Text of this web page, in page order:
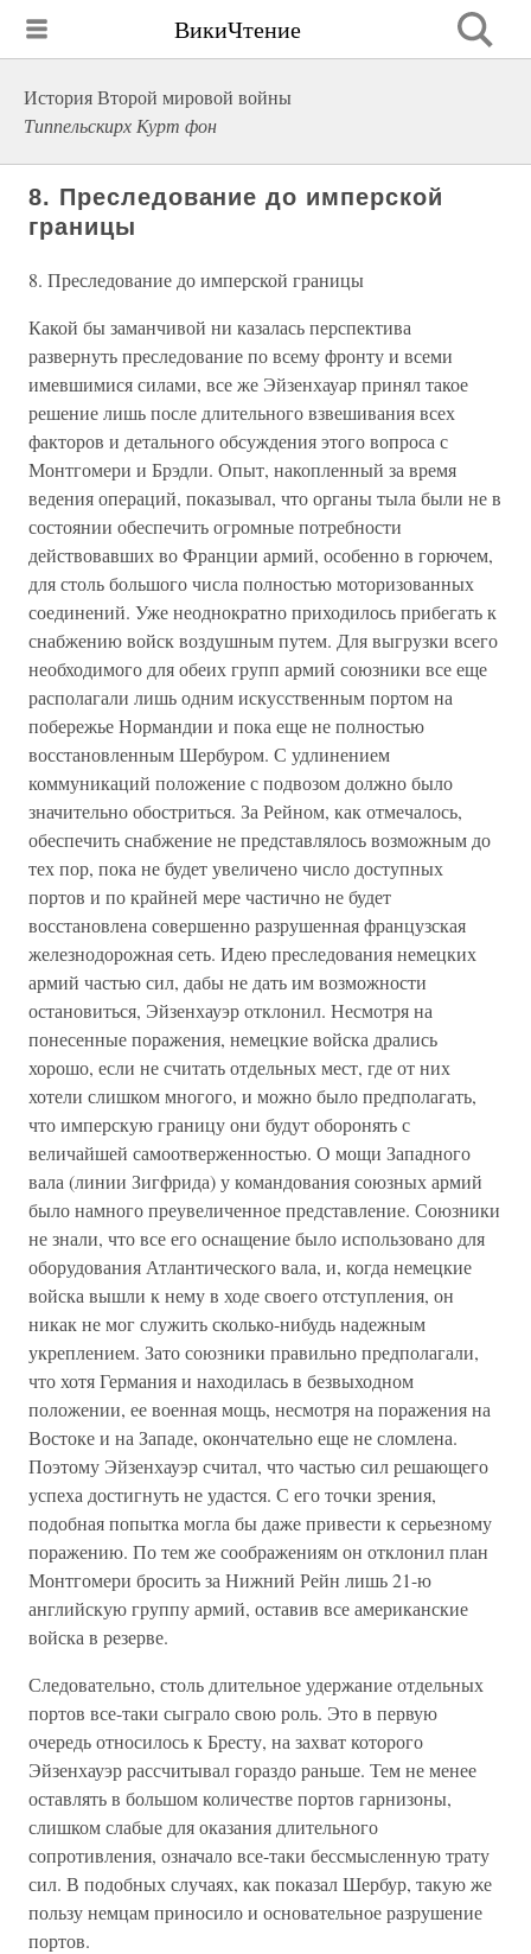
ВикиЧтение
История Второй мировой войны
Типпельскирх Курт фон
8. Преследование до имперской
границы
8. Преследование до имперской границы
Какой бы заманчивой ни казалась перспектива
развернуть преследование по всему фронту и всеми
имевшимися силами, все же Эйзенхауар принял такое
решение лишь после длительного взвешивания всех
факторов и детального обсуждения этого вопроса с
Монтгомери и Брэдли. Опыт, накопленный за время
ведения операций, показывал, что органы тыла были не в
состоянии обеспечить огромные потребности
действовавших во Франции армий, особенно в горючем,
для столь большого числа полностью моторизованных
соединений. Уже неоднократно приходилось прибегать к
снабжению войск воздушным путем. Для выгрузки всего
необходимого для обеих групп армий союзники все еще
располагали лишь одним искусственным портом на
побережье Нормандии и пока еще не полностью
восстановленным Шербуром. С удлинением
коммуникаций положение с подвозом должно было
значительно обостриться. За Рейном, как отмечалось,
обеспечить снабжение не представлялось возможным до
тех пор, пока не будет увеличено число доступных
портов и по крайней мере частично не будет
восстановлена совершенно разрушенная французская
железнодорожная сеть. Идею преследования немецких
армий частью сил, дабы не дать им возможности
остановиться, Эйзенхауэр отклонил. Несмотря на
понесенные поражения, немецкие войска дрались
хорошо, если не считать отдельных мест, где от них
хотели слишком многого, и можно было предполагать,
что имперскую границу они будут оборонять с
величайшей самоотверженностью. О мощи Западного
вала (линии Зигфрида) у командования союзных армий
было намного преувеличенное представление. Союзники
не знали, что все его оснащение было использовано для
оборудования Атлантического вала, и, когда немецкие
войска вышли к нему в ходе своего отступления, он
никак не мог служить сколько-нибудь надежным
укреплением. Зато союзники правильно предполагали,
что хотя Германия и находилась в безвыходном
положении, ее военная мощь, несмотря на поражения на
Востоке и на Западе, окончательно еще не сломлена.
Поэтому Эйзенхауэр считал, что частью сил решающего
успеха достигнуть не удастся. С его точки зрения,
подобная попытка могла бы даже привести к серьезному
поражению. По тем же соображениям он отклонил план
Монтгомери бросить за Нижний Рейн лишь 21-ю
английскую группу армий, оставив все американские
войска в резерве.
Следовательно, столь длительное удержание отдельных
портов все-таки сыграло свою роль. Это в первую
очередь относилось к Бресту, на захват которого
Эйзенхауэр рассчитывал гораздо раньше. Тем не менее
оставлять в большом количестве портов гарнизоны,
слишком слабые для оказания длительного
сопротивления, означало все-таки бессмысленную трату
сил. В подобных случаях, как показал Шербур, такую же
пользу немцам приносило и основательное разрушение
портов.